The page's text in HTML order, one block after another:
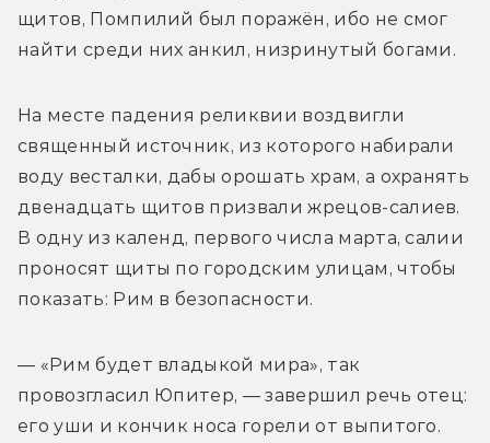
щитов, Помпилий был поражён, ибо не смог
найти среди них анкил, низринутый богами.
На месте падения реликвии воздвигли
священный источник, из которого набирали
воду весталки, дабы орошать храм, а охранять
двенадцать щитов призвали жрецов-салиев.
В одну из календ, первого числа марта, салии
проносят щиты по городским улицам, чтобы
показать: Рим в безопасности.
— «Рим будет владыкой мира», так
провозгласил Юпитер, — завершил речь отец:
его уши и кончик носа горели от выпитого.